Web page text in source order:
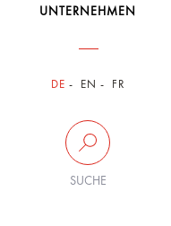
UNTERNEHMEN
DE EN FR
SUCHE